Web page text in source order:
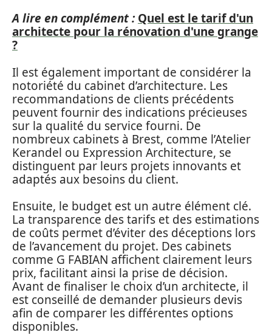
A lire en complément : Quel est le tarif d'un
architecte pour la rénovation d'une grange
?
Il est également important de considérer la
notoriété du cabinet d’architecture. Les
recommandations de clients précédents
peuvent fournir des indications précieuses
sur la qualité du service fourni. De
nombreux cabinets à Brest, comme l’Atelier
Kerandel ou Expression Architecture, se
distinguent par leurs projets innovants et
adaptés aux besoins du client.
Ensuite, le budget est un autre élément clé.
La transparence des tarifs et des estimations
de coûts permet d’éviter des déceptions lors
de l’avancement du projet. Des cabinets
comme G FABIAN affichent clairement leurs
prix, facilitant ainsi la prise de décision.
Avant de finaliser le choix d’un architecte, il
est conseillé de demander plusieurs devis
afin de comparer les différentes options
disponibles.